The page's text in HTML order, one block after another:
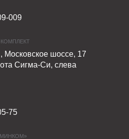
009
, Московское шоссе, 17
Сигма-Си, слева
75